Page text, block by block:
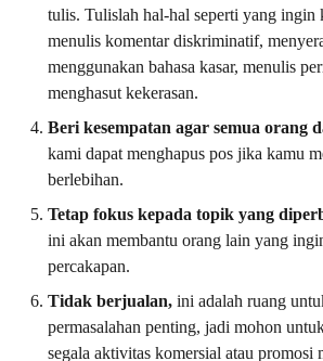
tulis. Tulislah hal-hal seperti yang ingin
menulis komentar diskriminatif,
menggunakan bahasa kasar, menulis
menghasut kekerasan.
Beri kesempatan agar semua orang
kami dapat menghapus pos jika kamu
berlebihan.
Tetap fokus kepada topik yang
ini akan membantu orang lain yang
percakapan.
Tidak berjualan, ini adalah ruang
permasalahan penting, jadi mohon
segala aktivitas komersial atau promosi